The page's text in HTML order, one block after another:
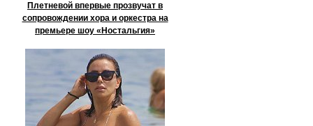
Плетневой впервые прозвучат в
сопровождении хора и оркестра на
премьере шоу «Ностальгия»